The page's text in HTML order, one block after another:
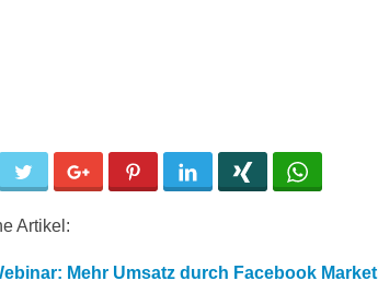
Twitter Google+ Pinterest LinkedIn
Artikel:
Mehr Umsatz durch Facebook